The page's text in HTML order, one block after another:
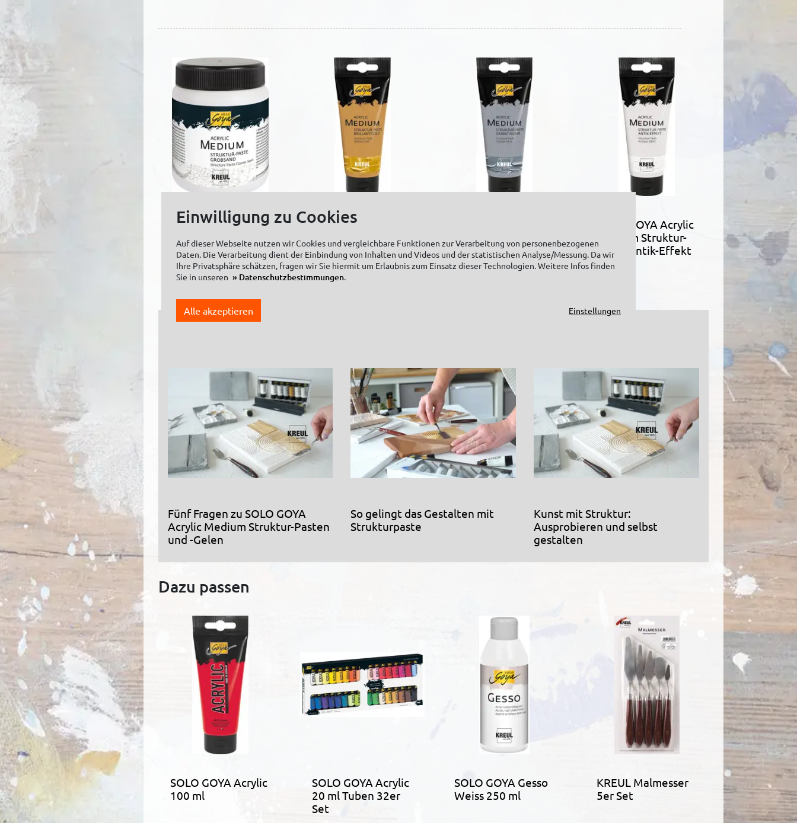
SOLO GOYA Acrylic
Medium Struktur-
Paste Grobsand
250 ml
SOLO GOYA Acrylic
Medium Struktur-
Paste Brillant-Gold
100 ml
Medium Struktur-
Paste Granit-Silber
100 ml
SOLO GOYA Acrylic
Medium Struktur-
Paste Antik-Effekt
100 ml
Ideen und Inspirationen
Fünf Fragen zu SOLO GOYA
Acrylic Medium Struktur-Pasten
und -Gelen
So gelingt das Gestalten mit
Strukturpaste
Kunst mit Struktur:
Ausprobieren und selbst
gestalten
Dazu passen
SOLO GOYA Acrylic
100 ml
SOLO GOYA Acrylic
20 ml Tuben 32er
Set
SOLO GOYA Gesso
Weiss 250 ml
KREUL Malmesser
5er Set
Einwilligung zu Cookies
Auf dieser Webseite nutzen wir Cookies und vergleichbare Funktionen zur Verarbeitung von personenbezogenen
Daten. Die Verarbeitung dient der Einbindung von Inhalten und Videos und der statistischen Analyse/Messung. Da wir
Ihre Privatsphäre schätzen, fragen wir Sie hiermit um Erlaubnis zum Einsatz dieser Technologien. Weitere Infos finden
Sie in unseren
Datenschutzbestimmungen.
Alle akzeptieren Einstellungen